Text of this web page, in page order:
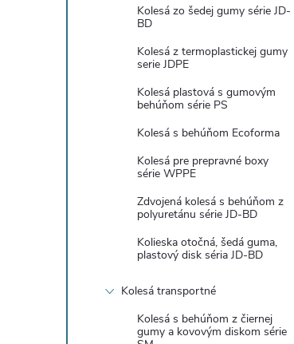
Kolesá zo šedej gumy série JD-
BD
Kolesá z termoplastickej gumy
serie JDPE
Kolesá plastová s gumovým
behúňom série PS
Kolesá s behúňom Ecoforma
Kolesá pre prepravné boxy
série WPPE
Zdvojená kolesá s behúňom z
polyuretánu série JD-BD
Kolieska otočná, šedá guma,
plastový disk séria JD-BD
Kolesá transportné
Kolesá s behúňom z čiernej
gumy a kovovým diskom série